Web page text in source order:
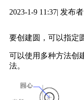
2023-1-9 11:37| 发布
要创建圆，可以指定
可以使用多种方法创
法。